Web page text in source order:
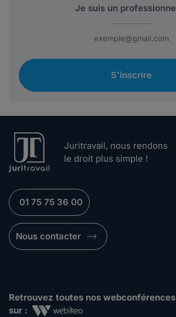
S'inscrire
Juritravail, nous rendons
le droit plus simple !
01 75 75 36 00
Nous contacter
Retrouvez toutes nos webconférences
sur :